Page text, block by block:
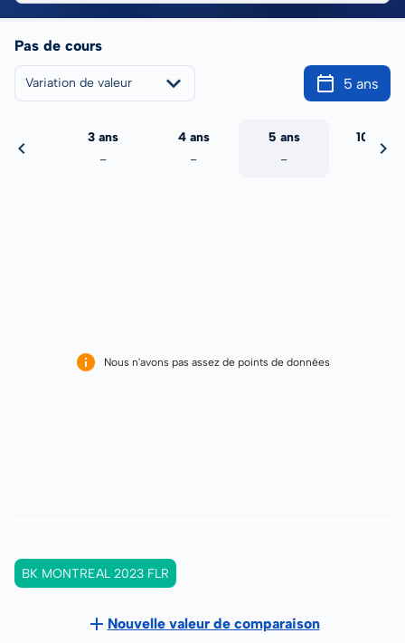
Pas de cours
Variation de valeur 5 ans
3 ans
-
4 ans
-
5 ans
-
10 ans
Nous n'avons pas assez de points de données
BK MONTREAL 2023 FLR
Nouvelle valeur de comparaison